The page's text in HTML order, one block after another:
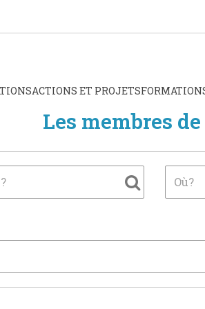
ACTIONS ET PROJETS
Les membres